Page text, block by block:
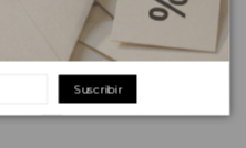
Suscribir